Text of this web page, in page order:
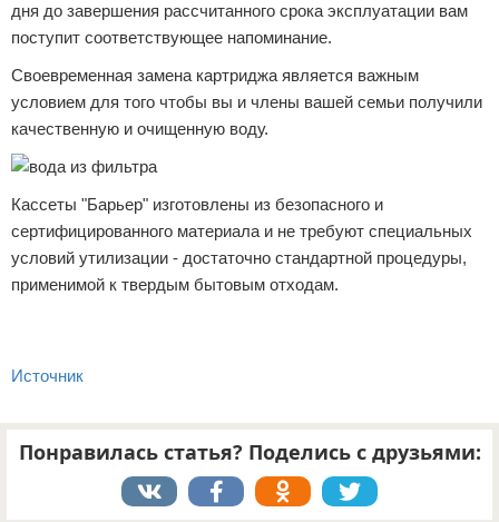
дня до завершения рассчитанного срока эксплуатации вам
поступит соответствующее напоминание.
Своевременная замена картриджа является важным
условием для того чтобы вы и члены вашей семьи получили
качественную и очищенную воду.
Кассеты "Барьер" изготовлены из безопасного и
сертифицированного материала и не требуют специальных
условий утилизации - достаточно стандартной процедуры,
применимой к твердым бытовым отходам.
Источник
Понравилась статья? Поделись с друзьями: